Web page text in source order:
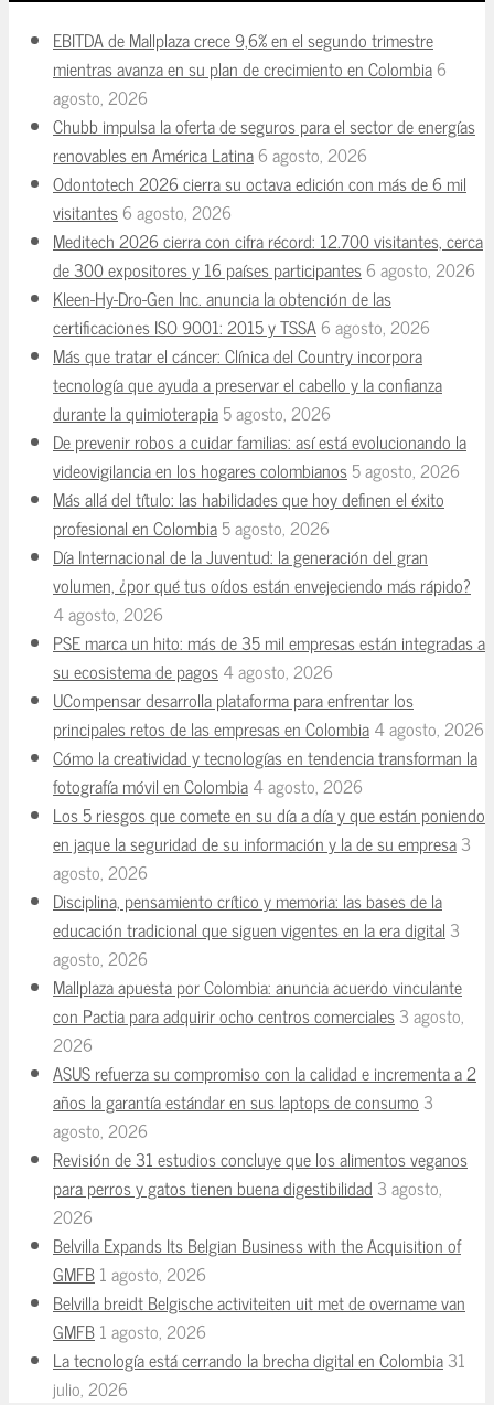
EBITDA de Mallplaza crece 9,6% en el segundo trimestre
mientras avanza en su plan de crecimiento en Colombia6
agosto, 2026
Chubb impulsa la oferta de seguros para el sector de energías
renovables en América Latina6 agosto, 2026
Odontotech 2026 cierra su octava edición con más de 6 mil
visitantes6 agosto, 2026
Meditech 2026 cierra con cifra récord: 12.700 visitantes, cerca
de 300 expositores y 16 países participantes6 agosto, 2026
Kleen-Hy-Dro-Gen Inc. anuncia la obtención de las
certificaciones ISO 9001: 2015 y TSSA6 agosto, 2026
Más que tratar el cáncer: Clínica del Country incorpora
tecnología que ayuda a preservar el cabello y la confianza
durante la quimioterapia5 agosto, 2026
De prevenir robos a cuidar familias: así está evolucionando la
videovigilancia en los hogares colombianos5 agosto, 2026
Más allá del título: las habilidades que hoy definen el éxito
profesional en Colombia5 agosto, 2026
Día Internacional de la Juventud: la generación del gran
volumen, ¿por qué tus oídos están envejeciendo más rápido?
4 agosto, 2026
PSE marca un hito: más de 35 mil empresas están integradas a
su ecosistema de pagos4 agosto, 2026
UCompensar desarrolla plataforma para enfrentar los
principales retos de las empresas en Colombia4 agosto, 2026
Cómo la creatividad y tecnologías en tendencia transforman la
fotografía móvil en Colombia4 agosto, 2026
Los 5 riesgos que comete en su día a día y que están poniendo
en jaque la seguridad de su información y la de su empresa3
agosto, 2026
Disciplina, pensamiento crítico y memoria: las bases de la
educación tradicional que siguen vigentes en la era digital 3
agosto, 2026
Mallplaza apuesta por Colombia: anuncia acuerdo vinculante
con Pactia para adquirir ocho centros comerciales3 agosto,
2026
ASUS refuerza su compromiso con la calidad e incrementa a 2
años la garantía estándar en sus laptops de consumo 3
agosto, 2026
Revisión de 31 estudios concluye que los alimentos veganos
para perros y gatos tienen buena digestibilidad 3 agosto,
2026
Belvilla Expands Its Belgian Business with the Acquisition of
GMFB1 agosto, 2026
Belvilla breidt Belgische activiteiten uit met de overname van
GMFB1 agosto, 2026
La tecnología está cerrando la brecha digital en Colombia31
julio, 2026